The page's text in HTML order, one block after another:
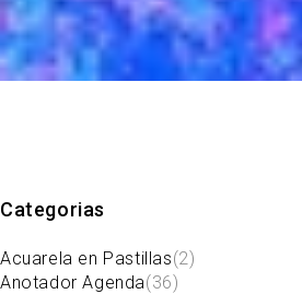
Categorias
Acuarela en Pastillas(2)
Anotador Agenda(36)